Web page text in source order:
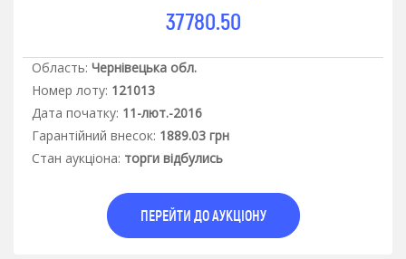
37780.50
Область: Чернівецька обл.
Номер лоту: 121013
Дата початку: 11-лют.-2016
Гарантiйний внесок: 1889.03 грн
Стан аукцiона: торги відбулись
ПЕРЕЙТИ ДО АУКЦІОНУ